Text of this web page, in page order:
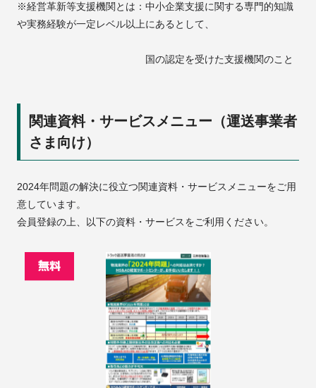
※経営革新等支援機関とは：中小企業支援に関する専門的知識
や実務経験が一定レベル以上にあるとして、
国の認定を受けた支援機関のこと
関連資料・サービスメニュー（運送事業者
さま向け）
2024年問題の解決に役立つ関連資料・サービスメニューをご用
意しています。
会員登録の上、以下の資料・サービスをご利用ください。